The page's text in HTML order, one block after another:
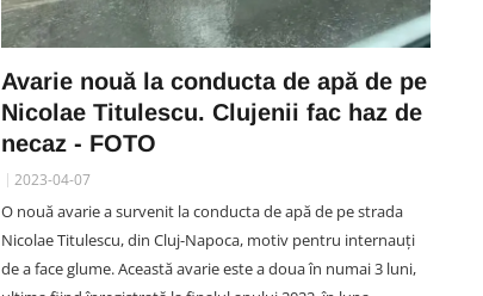
Avarie nouă la conducta de apă de pe
Nicolae Titulescu. Clujenii fac haz de
necaz - FOTO
2023-04-07
O nouă avarie a survenit la conducta de apă de pe strada
Nicolae Titulescu, din Cluj-Napoca, motiv pentru internauți
de a face glume. Această avarie este a doua în numai 3 luni,